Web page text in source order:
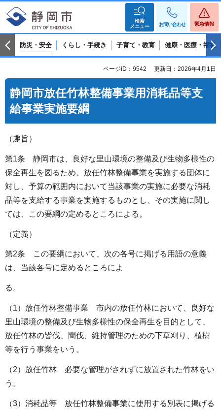
検索
メニュー
お問い合わせ 緊急情報
防災・安全 くらし・手続き 子育て・教育 健康・医療・福祉
ページID：9542 更新日：2026年4月1日
静岡市放任竹林整備事業用消耗品等支
給事業実施要綱
（趣旨）
第1条 静岡市は、良好な里山環境の整備及び生物多様性の
保全再生を図るため、放任竹林整備事業を実施する団体に
対し、予算の範囲内において当該事業の実施に必要な消耗
品等を支給する事業を実施するものとし、その実施に関し
ては、この要綱の定めるところによる。
（定義）
第2条 この要綱において、次の各号に掲げる用語の意義
は、当該各号に定めるところによ
る。
（1）放任竹林整備事業 市内の放任竹林において、良好な
里山環境の整備及び生物多様性の保全再生を目的として、
放任竹林の皆伐、間伐、維持管理のための下草刈り、植樹
等を行う事業をいう。
（2）放任竹林 必要な管理がされずに放置された竹林をい
う。
（3）消耗品等 放任竹林整備事業に使用する別表に掲げる